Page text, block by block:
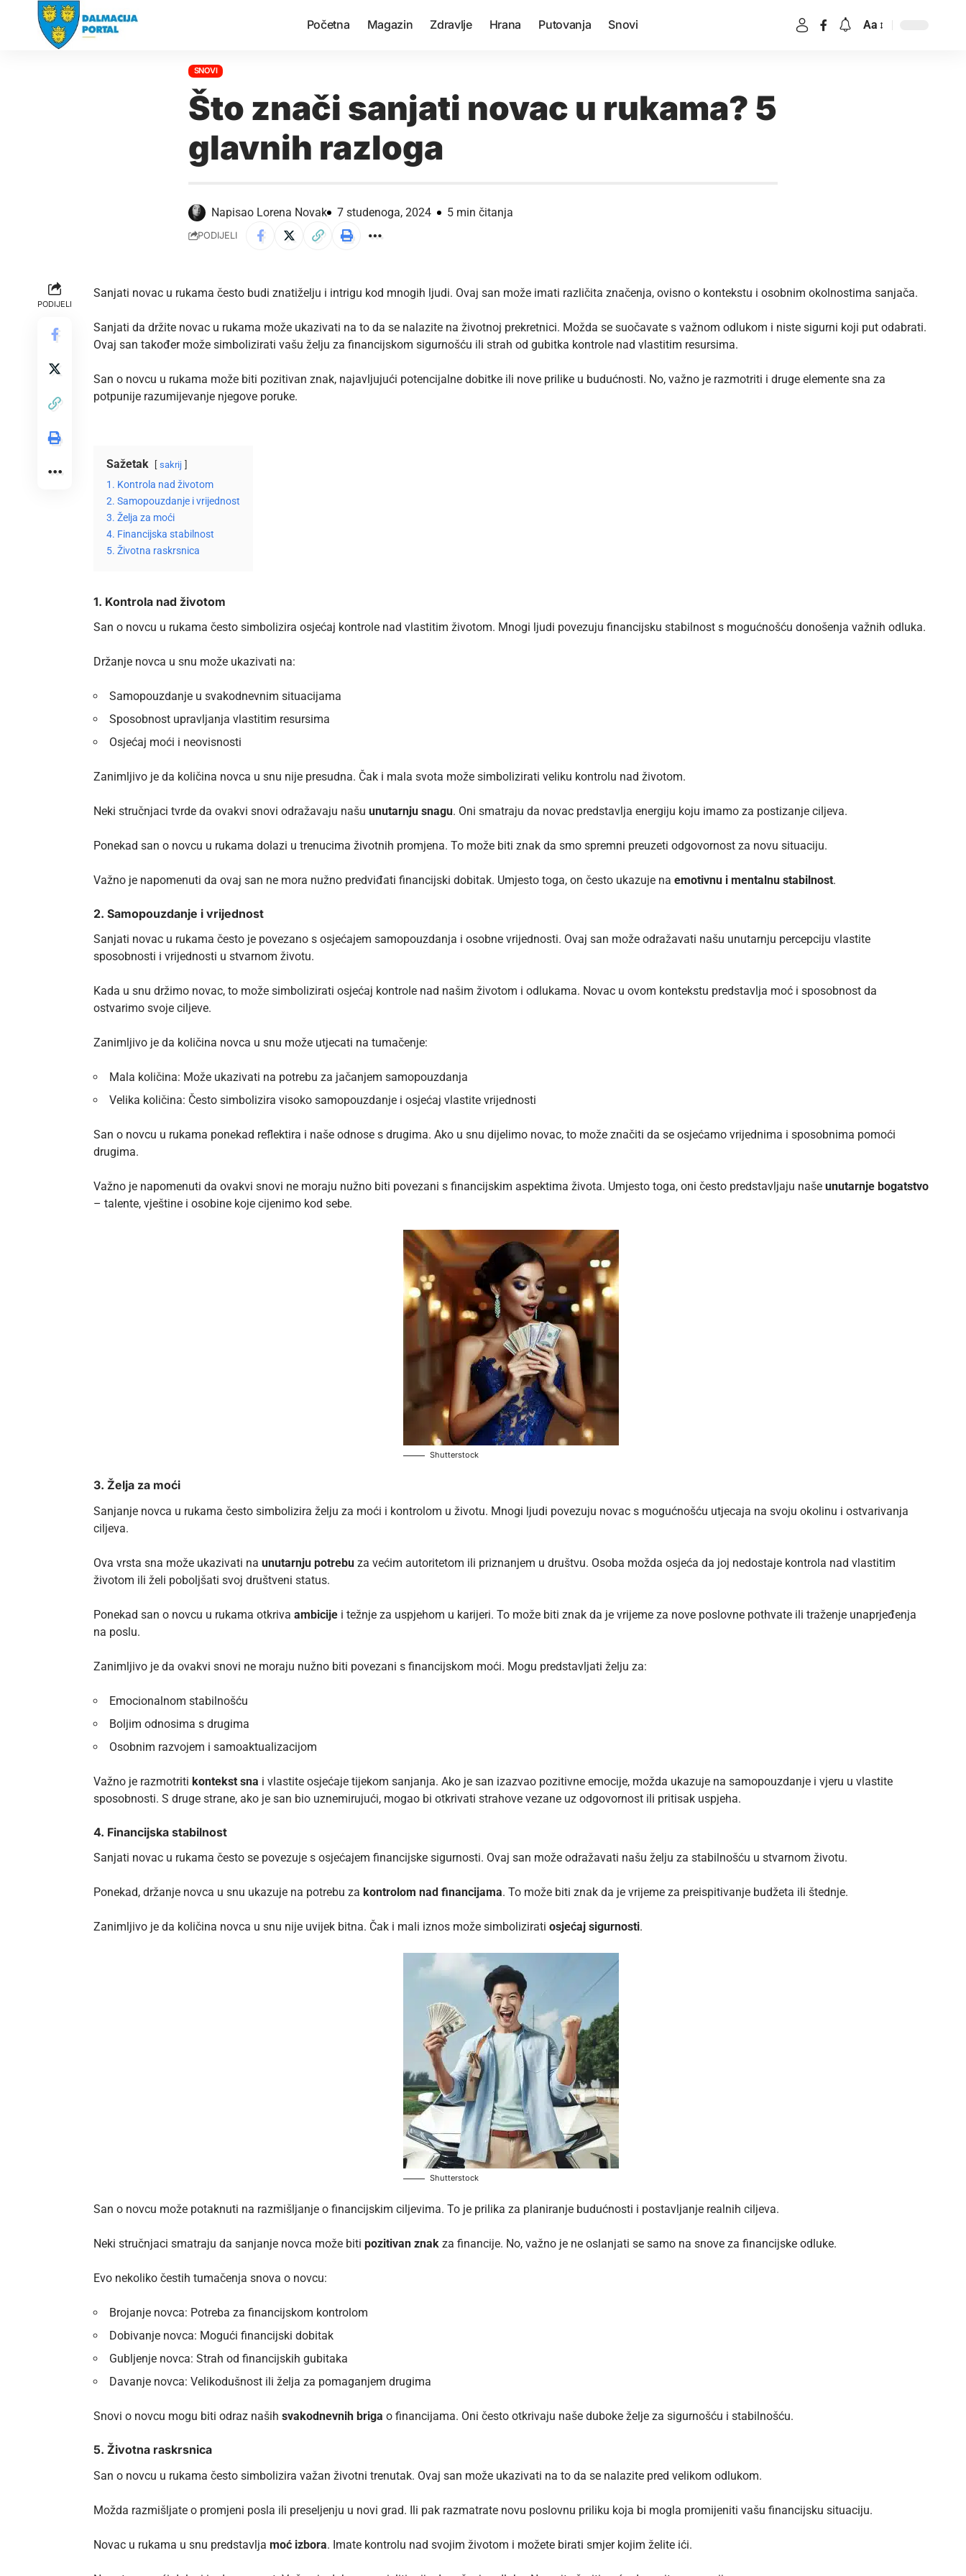
Početna Magazin Zdravlje Hrana Putovanja Snovi Aa
SNOVI
Što znači sanjati novac u rukama? 5
glavnih razloga
Napisao Lorena Novak 7 studenoga, 2024 5 min čitanja
PODIJELI
PODIJELI
Sanjati novac u rukama često budi znatiželju i intrigu kod mnogih ljudi. Ovaj san može imati različita značenja, ovisno o kontekstu i osobnim okolnostima sanjača.
Sanjati da držite novac u rukama može ukazivati na to da se nalazite na životnoj prekretnici. Možda se suočavate s važnom odlukom i niste sigurni koji put odabrati.
Ovaj san također može simbolizirati vašu želju za financijskom sigurnošću ili strah od gubitka kontrole nad vlastitim resursima.
San o novcu u rukama može biti pozitivan znak, najavljujući potencijalne dobitke ili nove prilike u budućnosti. No, važno je razmotriti i druge elemente sna za
potpunije razumijevanje njegove poruke.
Sažetak sakrij
1. Kontrola nad životom
2. Samopouzdanje i vrijednost
3. Želja za moći
4. Financijska stabilnost
5. Životna raskrsnica
1. Kontrola nad životom
San o novcu u rukama često simbolizira osjećaj kontrole nad vlastitim životom. Mnogi ljudi povezuju financijsku stabilnost s mogućnošću donošenja važnih odluka.
Držanje novca u snu može ukazivati na:
Samopouzdanje u svakodnevnim situacijama
Sposobnost upravljanja vlastitim resursima
Osjećaj moći i neovisnosti
Zanimljivo je da količina novca u snu nije presudna. Čak i mala svota može simbolizirati veliku kontrolu nad životom.
Neki stručnjaci tvrde da ovakvi snovi odražavaju našu unutarnju snagu. Oni smatraju da novac predstavlja energiju koju imamo za postizanje ciljeva.
Ponekad san o novcu u rukama dolazi u trenucima životnih promjena. To može biti znak da smo spremni preuzeti odgovornost za novu situaciju.
Važno je napomenuti da ovaj san ne mora nužno predviđati financijski dobitak. Umjesto toga, on često ukazuje na emotivnu i mentalnu stabilnost.
2. Samopouzdanje i vrijednost
Sanjati novac u rukama često je povezano s osjećajem samopouzdanja i osobne vrijednosti. Ovaj san može odražavati našu unutarnju percepciju vlastite
sposobnosti i vrijednosti u stvarnom životu.
Kada u snu držimo novac, to može simbolizirati osjećaj kontrole nad našim životom i odlukama. Novac u ovom kontekstu predstavlja moć i sposobnost da
ostvarimo svoje ciljeve.
Zanimljivo je da količina novca u snu može utjecati na tumačenje:
Mala količina: Može ukazivati na potrebu za jačanjem samopouzdanja
Velika količina: Često simbolizira visoko samopouzdanje i osjećaj vlastite vrijednosti
San o novcu u rukama ponekad reflektira i naše odnose s drugima. Ako u snu dijelimo novac, to može značiti da se osjećamo vrijednima i sposobnima pomoći
drugima.
Važno je napomenuti da ovakvi snovi ne moraju nužno biti povezani s financijskim aspektima života. Umjesto toga, oni često predstavljaju naše unutarnje bogatstvo
– talente, vještine i osobine koje cijenimo kod sebe.
Shutterstock
3. Želja za moći
Sanjanje novca u rukama često simbolizira želju za moći i kontrolom u životu. Mnogi ljudi povezuju novac s mogućnošću utjecaja na svoju okolinu i ostvarivanja
ciljeva.
Ova vrsta sna može ukazivati na unutarnju potrebu za većim autoritetom ili priznanjem u društvu. Osoba možda osjeća da joj nedostaje kontrola nad vlastitim
životom ili želi poboljšati svoj društveni status.
Ponekad san o novcu u rukama otkriva ambicije i težnje za uspjehom u karijeri. To može biti znak da je vrijeme za nove poslovne pothvate ili traženje unaprjeđenja
na poslu.
Zanimljivo je da ovakvi snovi ne moraju nužno biti povezani s financijskom moći. Mogu predstavljati želju za:
Emocionalnom stabilnošću
Boljim odnosima s drugima
Osobnim razvojem i samoaktualizacijom
Važno je razmotriti kontekst sna i vlastite osjećaje tijekom sanjanja. Ako je san izazvao pozitivne emocije, možda ukazuje na samopouzdanje i vjeru u vlastite
sposobnosti. S druge strane, ako je san bio uznemirujući, mogao bi otkrivati strahove vezane uz odgovornost ili pritisak uspjeha.
4. Financijska stabilnost
Sanjati novac u rukama često se povezuje s osjećajem financijske sigurnosti. Ovaj san može odražavati našu želju za stabilnošću u stvarnom životu.
Ponekad, držanje novca u snu ukazuje na potrebu za kontrolom nad financijama. To može biti znak da je vrijeme za preispitivanje budžeta ili štednje.
Zanimljivo je da količina novca u snu nije uvijek bitna. Čak i mali iznos može simbolizirati osjećaj sigurnosti.
Shutterstock
San o novcu može potaknuti na razmišljanje o financijskim ciljevima. To je prilika za planiranje budućnosti i postavljanje realnih ciljeva.
Neki stručnjaci smatraju da sanjanje novca može biti pozitivan znak za financije. No, važno je ne oslanjati se samo na snove za financijske odluke.
Evo nekoliko čestih tumačenja snova o novcu:
Brojanje novca: Potreba za financijskom kontrolom
Dobivanje novca: Mogući financijski dobitak
Gubljenje novca: Strah od financijskih gubitaka
Davanje novca: Velikodušnost ili želja za pomaganjem drugima
Snovi o novcu mogu biti odraz naših svakodnevnih briga o financijama. Oni često otkrivaju naše duboke želje za sigurnošću i stabilnošću.
5. Životna raskrsnica
San o novcu u rukama često simbolizira važan životni trenutak. Ovaj san može ukazivati na to da se nalazite pred velikom odlukom.
Možda razmišljate o promjeni posla ili preseljenju u novi grad. Ili pak razmatrate novu poslovnu priliku koja bi mogla promijeniti vašu financijsku situaciju.
Novac u rukama u snu predstavlja moć izbora. Imate kontrolu nad svojim životom i možete birati smjer kojim želite ići.